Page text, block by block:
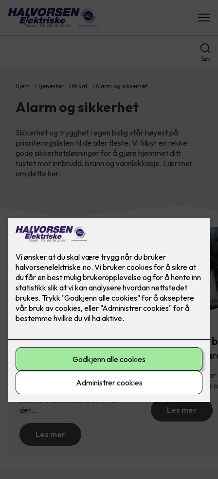
Søk
Hjem Tjenester Privat Alarm og sikkerhet
Alarm og sikkerhet
Sikkerhet og trygghet i egen bolig står høyest på
prioriteringslisten til de aller fleste. Vi tilbyr en rekke
gode sikkerhetsløsninger for å gjøre hjemmet ditt
rustet mot innbrudd, brann og vannlekkasje. Lær mer
om dette her.
Komfyrvakt -
brannsikkerhet på
kjøkkenet
største brannkilder. Derfor er
det…
Les mer
Slik sikrer du
mot
Brannsikring
derfor viktig å vite
Les mer